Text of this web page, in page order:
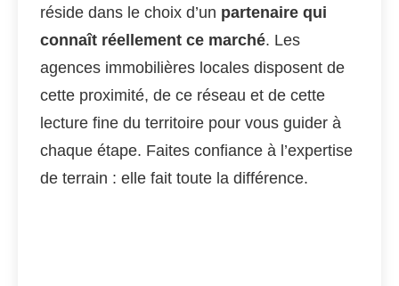
réside dans le choix d’un partenaire qui
connaît réellement ce marché. Les
agences immobilières locales disposent de
cette proximité, de ce réseau et de cette
lecture fine du territoire pour vous guider à
chaque étape. Faites confiance à l’expertise
de terrain : elle fait toute la différence.